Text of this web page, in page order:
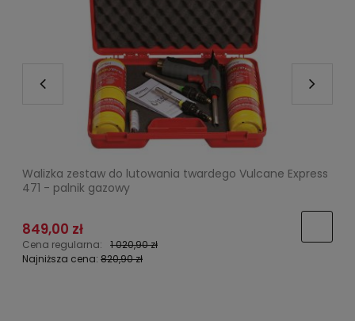
Walizka zestaw do lutowania twardego Vulcane Express
471 - palnik gazowy
849,00 zł
Cena regularna:
1 020,90 zł
Najniższa cena: 820,90 zł